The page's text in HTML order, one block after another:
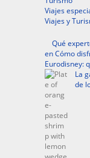
Viajes
Viajes y
Qué
en Cómo
Eurodisney:
La
de